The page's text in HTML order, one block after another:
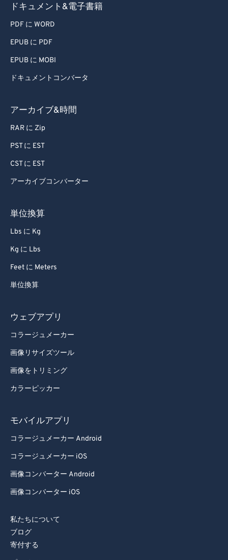
ドキュメント&電子書籍
PDF に WORD
EPUB に PDF
EPUB に MOBI
ドキュメントコンバータ
アーカイブ&時間
RAR に Zip
PST に EST
CST に EST
アーカイブコンバーター
単位換算
Lbs に Kg
Kg に Lbs
Feet に Meters
単位換算
ウェブアプリ
コラージュメーカー
画像リサイズツール
画像をトリミング
カラーピッカー
モバイルアプリ
コラージュメーカー Android
コラージュメーカー iOS
画像コンバーター Android
画像コンバーター iOS
私たちについて
ブログ
寄付する